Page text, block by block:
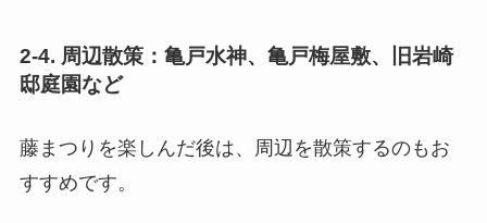
2-4. 周辺散策：亀戸水神、亀戸梅屋敷、旧岩崎
邸庭園など
藤まつりを楽しんだ後は、周辺を散策するのもお
すすめです。